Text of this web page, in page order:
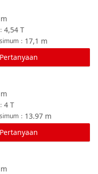
m
4,54 T
：
17,1 m
：
Pertanyaan
m
4 T
：
13.97 m
：
Pertanyaan
m